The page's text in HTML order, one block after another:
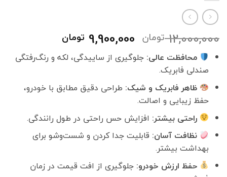
12,000,000 تومان قیمت
اصلی
12,000,000 تومان
9,900,000 تومان
فعلی محافظت عالی: جلوگیری از ساییدگی، لکه و رنگ‌رفتگی
صندلی فابریک.
ظاهر فابریک و شیک: طراحی دقیق مطابق با خودرو،
حفظ زیبایی و اصالت.
راحتی بیشتر: افزایش حس راحتی در طول رانندگی.
نظافت آسان: قابلیت جدا کردن و شست‌وشو برای
بهداشت بیشتر.
حفظ ارزش خودرو: جلوگیری از افت قیمت در زمان